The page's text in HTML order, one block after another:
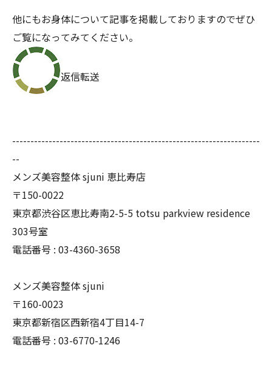
他にもお身体について記事を掲載しておりますのでぜひ
ご覧になってみてください。
返信転送
--------------------------------------------------------------------
--
メンズ美容整体 sjuni 恵比寿店
〒150-0022
東京都渋谷区恵比寿南2-5-5 totsu parkview residence
303号室
電話番号 : 03-4360-3658
メンズ美容整体 sjuni
〒160-0023
東京都新宿区西新宿4丁目14-7
電話番号 : 03-6770-1246